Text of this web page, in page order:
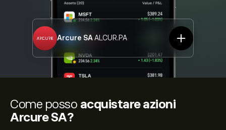
Arcure SAALCUR.PA
Come posso acquistare azioni
Arcure SA?